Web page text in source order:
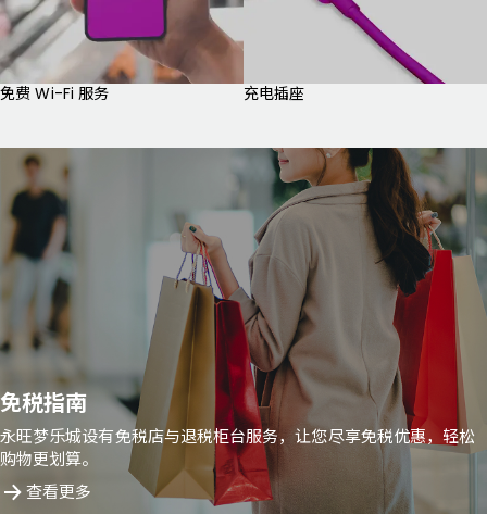
免费 Wi-Fi 服务 充电插座
免税指南
永旺梦乐城设有免税店与退税柜台服务，让您尽享免税优惠，轻松
购物更划算。
查看更多